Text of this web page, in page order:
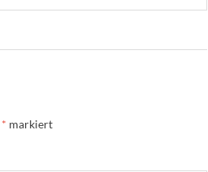
* markiert